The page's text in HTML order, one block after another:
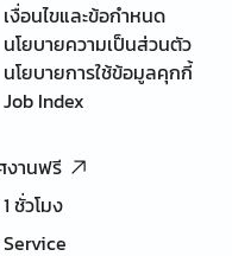
เงื่อนไขและข้อกำหนด
นโยบายความเป็นส่วนตัว
นโยบายการใช้ข้อมูลคุกกี้
Job Index
งานฟรี
ชั่วโมง